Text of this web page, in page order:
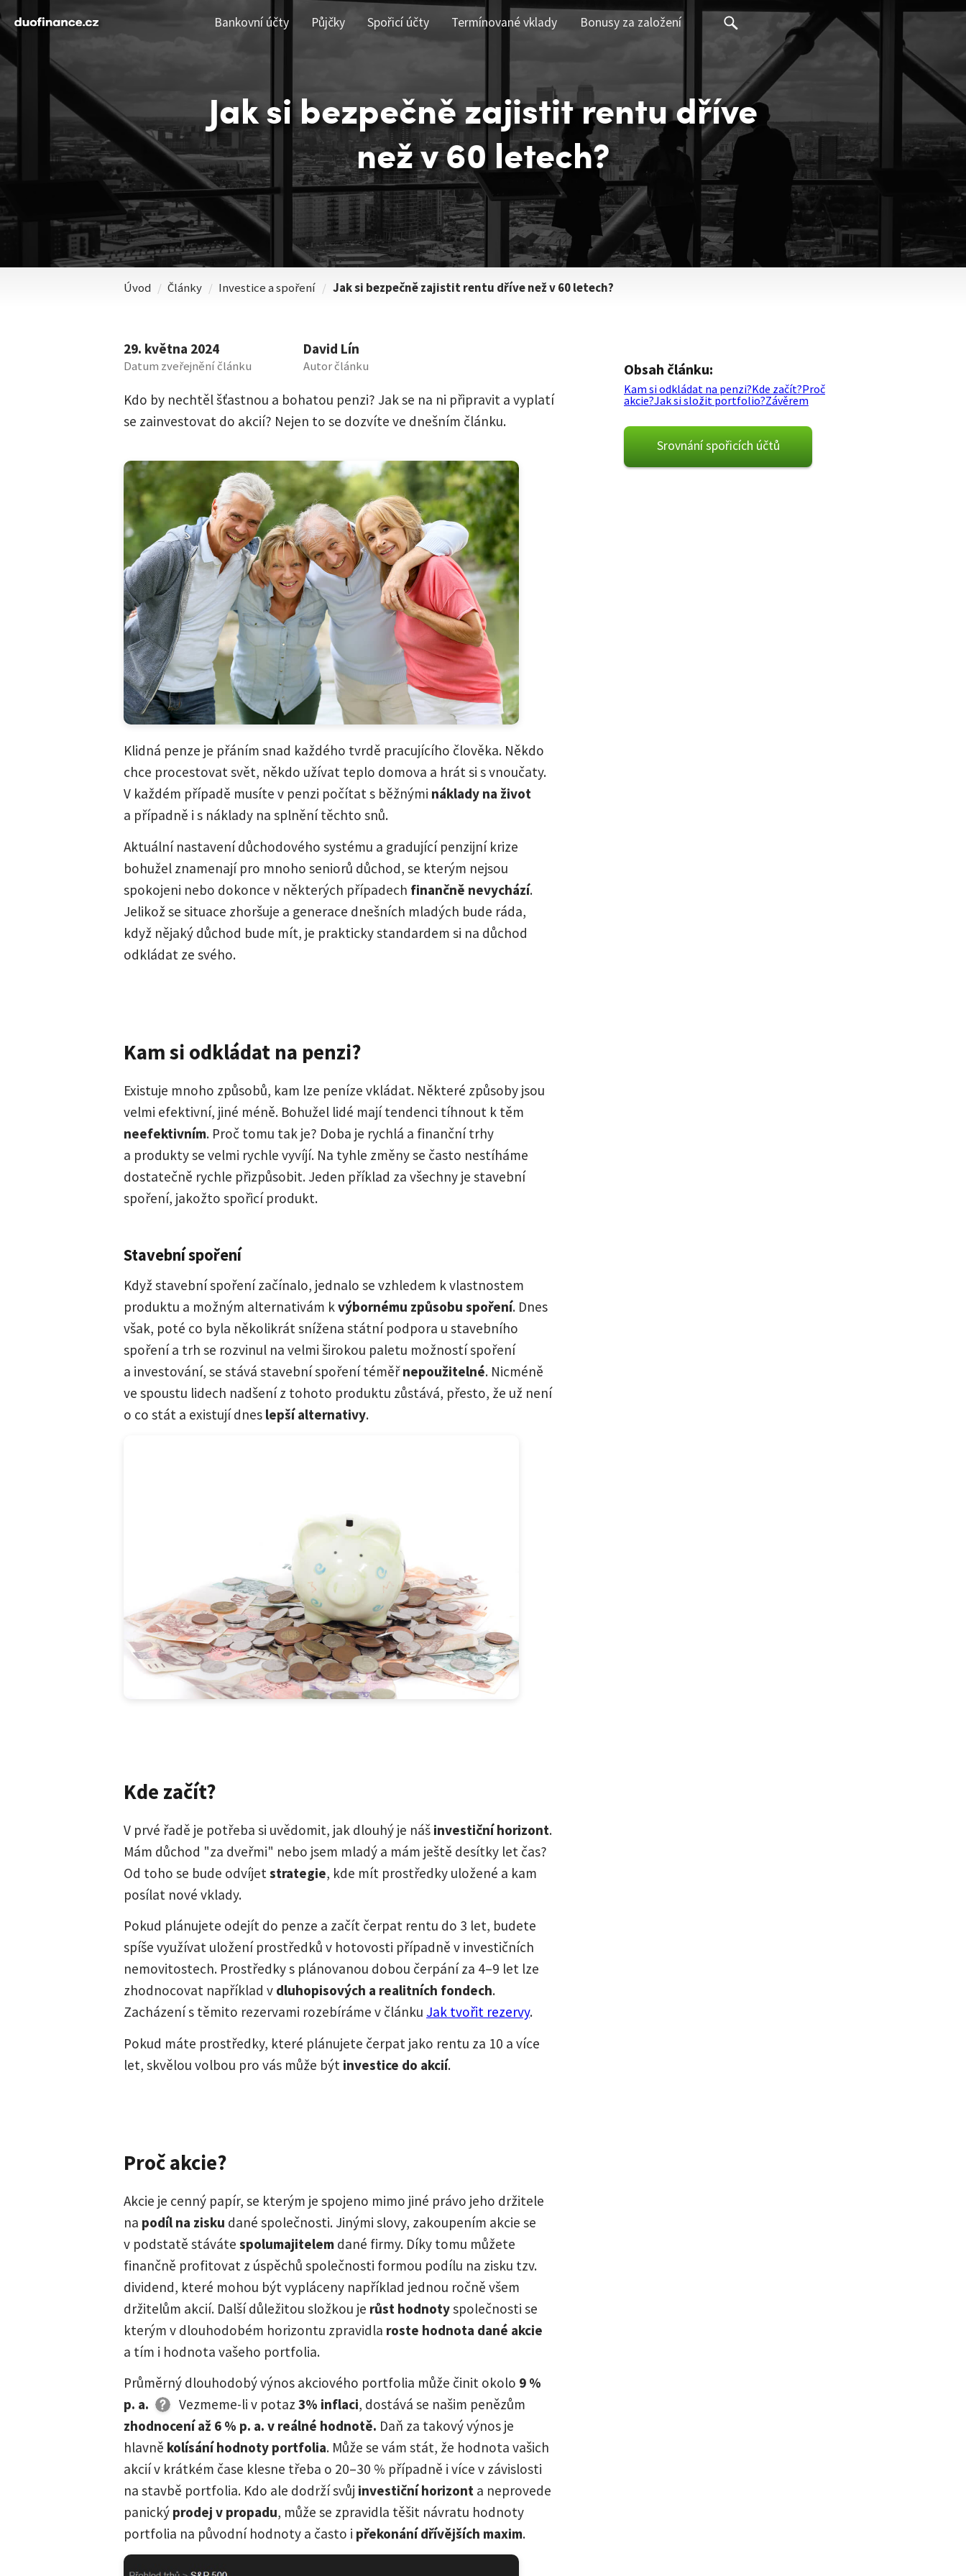
Bankovní účty Půjčky Spořicí účty Termínované vklady Bonusy za založení
Jak si bezpečně zajistit rentu dříve
než v 60 letech?
Úvod / Články / Investice a spoření / Jak si bezpečně zajistit rentu dříve než v 60 letech?
29. května 2024
Datum zveřejnění článku
David Lín
Autor článku
Kdo by nechtěl šťastnou a bohatou penzi? Jak se na ni připravit a vyplatí
se zainvestovat do akcií? Nejen to se dozvíte ve dnešním článku.
Klidná penze je přáním snad každého tvrdě pracujícího člověka. Někdo
chce procestovat svět, někdo užívat teplo domova a hrát si s vnoučaty.
V každém případě musíte v penzi počítat s běžnými náklady na život
a případně i s náklady na splnění těchto snů.
Aktuální nastavení důchodového systému a gradující penzijní krize
bohužel znamenají pro mnoho seniorů důchod, se kterým nejsou
spokojeni nebo dokonce v některých případech finančně nevychází.
Jelikož se situace zhoršuje a generace dnešních mladých bude ráda,
když nějaký důchod bude mít, je prakticky standardem si na důchod
odkládat ze svého.
Kam si odkládat na penzi?
Existuje mnoho způsobů, kam lze peníze vkládat. Některé způsoby jsou
velmi efektivní, jiné méně. Bohužel lidé mají tendenci tíhnout k těm
neefektivním. Proč tomu tak je? Doba je rychlá a finanční trhy
a produkty se velmi rychle vyvíjí. Na tyhle změny se často nestíháme
dostatečně rychle přizpůsobit. Jeden příklad za všechny je stavební
spoření, jakožto spořicí produkt.
Stavební spoření
Když stavební spoření začínalo, jednalo se vzhledem k vlastnostem
produktu a možným alternativám kvýbornému způsobu spoření. Dnes
však, poté co byla několikrát snížena státní podpora u stavebního
spoření a trh se rozvinul na velmi širokou paletu možností spoření
a investování, se stává stavební spoření téměřnepoužitelné. Nicméně
ve spoustu lidech nadšení z tohoto produktu zůstává, přesto, že už není
o co stát a existují dnes lepší alternativy.
Kde začít?
V prvé řadě je potřeba si uvědomit, jak dlouhý je náš investiční horizont.
Mám důchod "za dveřmi" nebo jsem mladý a mám ještě desítky let čas?
Od toho se bude odvíjet strategie, kde mít prostředky uložené a kam
posílat nové vklady.
Pokud plánujete odejít do penze a začít čerpat rentu do 3 let, budete
spíše využívat uložení prostředků v hotovosti případně v investičních
nemovitostech. Prostředky s plánovanou dobou čerpání za 4–9 let lze
zhodnocovat například v dluhopisových a realitních fondech.
Zacházení s těmito rezervami rozebíráme v článku Jak tvořit rezervy.
Pokud máte prostředky, které plánujete čerpat jako rentu za 10 a více
let, skvělou volbou pro vás může být investice do akcií.
Proč akcie?
Akcie je cenný papír, se kterým je spojeno mimo jiné právo jeho držitele
na podíl na zisku dané společnosti. Jinými slovy, zakoupením akcie se
v podstatě stáváte spolumajitelem dané firmy. Díky tomu můžete
finančně profitovat z úspěchů společnosti formou podílu na zisku tzv.
dividend, které mohou být vypláceny například jednou ročně všem
držitelům akcií. Další důležitou složkou je růst hodnotyspolečnosti se
kterým v dlouhodobém horizontu zpravidla roste hodnota dané akcie
a tím i hodnota vašeho portfolia.
Průměrný dlouhodobý výnos akciového portfolia může činit okolo 9 %
p. a. Vezmeme-li v potaz 3% inflaci, dostává se našim penězům
zhodnocení až 6 % p. a. v reálné hodnotě. Daň za takový výnos je
hlavně kolísání hodnoty portfolia. Může se vám stát, že hodnota vašich
akcií v krátkém čase klesne třeba o 20–30 % případně i více v závislosti
na stavbě portfolia. Kdo ale dodrží svůj investiční horizont a neprovede
panický prodej v propadu, může se zpravidla těšit návratu hodnoty
portfolia na původní hodnoty a často i překonání dřívějších maxim.
Obsah článku:
Kam si odkládat na penzi?Kde začít?Proč
akcie?Jak si složit portfolio?Závěrem
Srovnání spořicích účtů